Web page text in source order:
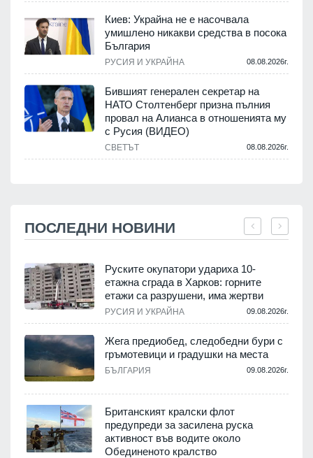
Киев: Украйна не е насочвала
умишлено никакви средства в посока
България
РУСИЯ И УКРАЙНА 08.08.2026г.
Бившият генерален секретар на
НАТО Столтенберг призна пълния
провал на Алианса в отношенията му
с Русия (ВИДЕО)
СВЕТЪТ 08.08.2026г.
ПОСЛЕДНИ НОВИНИ
Руските окупатори удариха 10-
етажна сграда в Харков: горните
етажи са разрушени, има жертви
РУСИЯ И УКРАЙНА 09.08.2026г.
Жега предиобед, следобедни бури с
гръмотевици и градушки на места
БЪЛГАРИЯ 09.08.2026г.
Британският кралски флот
предупреди за засилена руска
активност във водите около
Обединеното кралство